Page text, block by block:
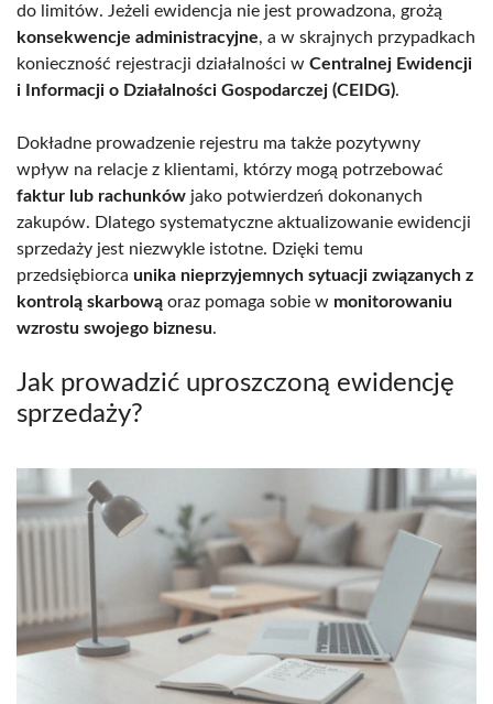
do limitów. Jeżeli ewidencja nie jest prowadzona, grożą
konsekwencje administracyjne, a w skrajnych przypadkach
konieczność rejestracji działalności w Centralnej Ewidencji
i Informacji o Działalności Gospodarczej (CEIDG).
Dokładne prowadzenie rejestru ma także pozytywny
wpływ na relacje z klientami, którzy mogą potrzebować
faktur lub rachunków jako potwierdzeń dokonanych
zakupów. Dlatego systematyczne aktualizowanie ewidencji
sprzedaży jest niezwykle istotne. Dzięki temu
przedsiębiorca unika nieprzyjemnych sytuacji związanych z
kontrolą skarbową oraz pomaga sobie w monitorowaniu
wzrostu swojego biznesu.
Jak prowadzić uproszczoną ewidencję
sprzedaży?